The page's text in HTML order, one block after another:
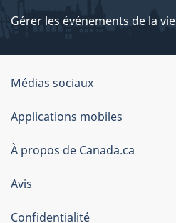
Gérer les événements de la vie
Organisation
du
gouvernement
du
Canada
Médias sociaux
Applications mobiles
À propos de Canada.ca
Avis
Confidentialité